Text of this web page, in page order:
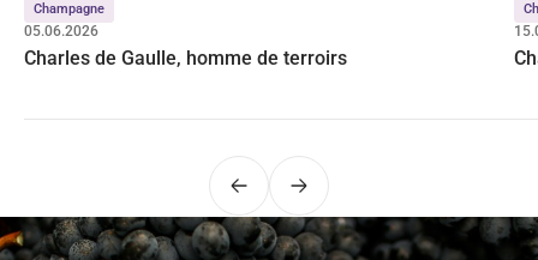
Champagne
05.06.2026
Charles de Gaulle, homme de terroirs
PrécédentSuivant